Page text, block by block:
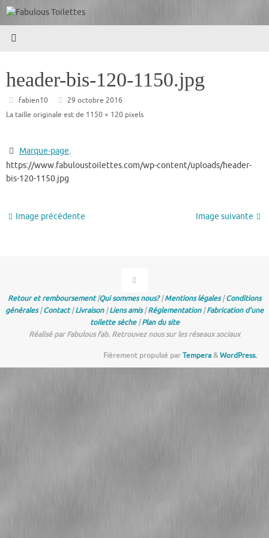
Passer
au
contenu
header-bis-120-1150.jpg
fabien10
29 octobre 2016
La taille originale est de 1150 × 120 pixels
Marque-page.
https://www.fabuloustoilettes.com/wp-content/uploads/header-
bis-120-1150.jpg
Image précédente Image suivante
Retour et remboursement|Qui sommes nous?|Mentions légales|Conditions
générales|Contact|Livraison|Liens amis|Réglementation|Fabrication d’une
toilette sèche|Plan du site
Réalisé par Fabulous fab. Retrouvez nous sur les réseaux sociaux
Fièrement propulsé parTempera&WordPress.